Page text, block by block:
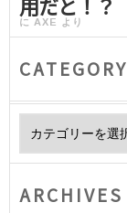
に AXE より
CATEGORY
ARCHIVES